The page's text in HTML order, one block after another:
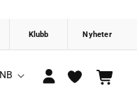
S
NB
inn
Handlekurv